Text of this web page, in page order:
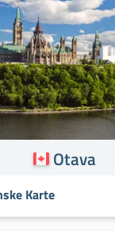
Otava
Karte